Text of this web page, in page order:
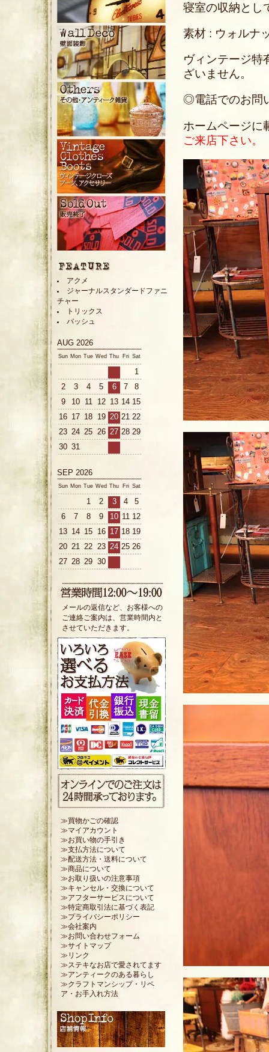
寝室の収納とし
素材 : ウォルナ
ヴィンテージ特
ざいません。
◎電話でのお問
ホームページに
ご来店下さい。
アクメ
ジャーナルスタンダードファニ
チャー
トリックス
バッシュ
AUG 2026
Sun Mon Tue Wed Thu Fri Sat
1
2
3 4 5 6 7
8
9
10 11 12 13 14 15
16 17 18 19 20 21 22
23 24 25 26 27 28 29
30 31
SEP 2026
Sun Mon Tue Wed Thu Fri Sat
1 2 3 4
5
6
7 8 9 10 11 12
13 14 15 16 17 18 19
20 21 22 23 24 25 26
27 28 29 30
メールの返信など、お客様への
ご連絡ご案内は、営業時間内と
させていただきます。
≫買物かごの確認
≫マイアカウント
≫お買い物の手引き
≫支払方法について
≫配送方法・送料について
≫商品について
≫お取り扱いの注意事項
≫キャンセル・交換について
≫アフターサービスについて
≫特定商取引法に基づく表記
≫プライバシーポリシー
≫会社案内
≫お問い合わせフォーム
≫サイトマップ
≫リンク
≫ステキなお店で愛されてます
≫アンティークのある暮らし
≫クラフトマンシップ・リペ
ア・お手入れ方法